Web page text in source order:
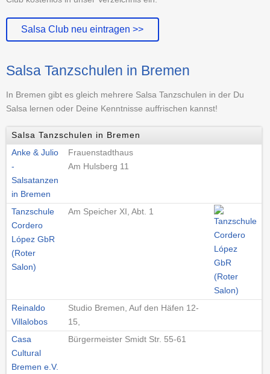
Salsa Club neu eintragen >>
Salsa Tanzschulen in Bremen
In Bremen gibt es gleich mehrere Salsa Tanzschulen in der Du
Salsa lernen oder Deine Kenntnisse auffrischen kannst!
Salsa Tanzschulen in Bremen
Anke & Julio
-
Salsatanzen
in Bremen
Frauenstadthaus
Am Hulsberg 11
Tanzschule
Cordero
López GbR
(Roter
Salon)
Am Speicher XI, Abt. 1
Reinaldo
Villalobos
Studio Bremen, Auf den Häfen 12-
15,
Casa
Cultural
Bremen e.V.
Bürgermeister Smidt Str. 55-61